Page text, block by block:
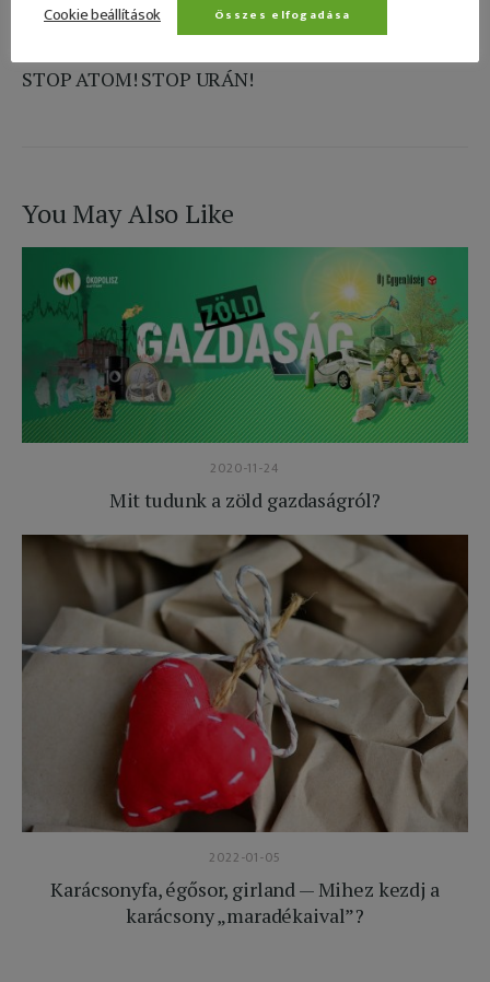
STOP ATOM! STOP URÁN!
You May Also Like
2020-11-24
Mit tudunk a zöld gazdaságról?
2022-01-05
Karácsonyfa, égősor, girland — Mihez kezdj a
karácsony „maradékaival”?
Cookie beállítások
Összes elfogadása